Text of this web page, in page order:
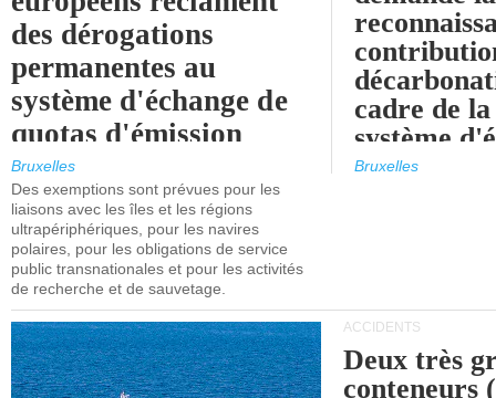
des dérogations
permanentes au
système d'échange de
quotas d'émission
maritimes de l'UE
après 2030.
Bruxelles
Des exemptions sont prévues pour les
liaisons avec les îles et les régions
ultrapériphériques, pour les navires
polaires, pour les obligations de service
public transnationales et pour les activités
de recherche et de sauvetage.
cadre de
système
quotas
Bruxelles
ACCIDENTS
Deux très
conteneurs